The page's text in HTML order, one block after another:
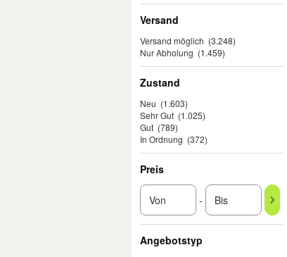
Versand
Versand möglich (3.248)
Nur Abholung (1.459)
Zustand
Neu (1.603)
Sehr Gut (1.025)
Gut (789)
In Ordnung (372)
Preis
-
Angebotstyp